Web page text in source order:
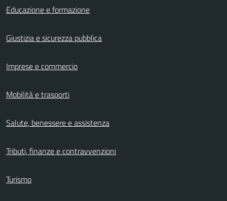
Educazione e formazione
Giustizia e sicurezza pubblica
Imprese e commercio
Mobilità e trasporti
Salute, benessere e assistenza
Tributi, finanze e contravvenzioni
Turismo